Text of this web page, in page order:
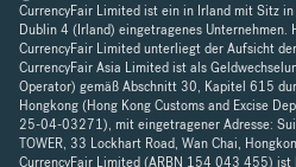
CurrencyFair Limited ist ein in Irland mit Sitz
Dublin 4 (Irland) eingetragenes
CurrencyFair Limited unterliegt der Aufsicht
CurrencyFair Asia Limited ist als
Operator) gemäß Abschnitt 30, Kapitel 615
Hongkong (Hong Kong Customs and Excise
25-04-03271), mit eingetragener Adresse:
TOWER, 33 Lockhart Road, Wan Chai,
CurrencyFair Limited (ARBN 154 043 455) ist